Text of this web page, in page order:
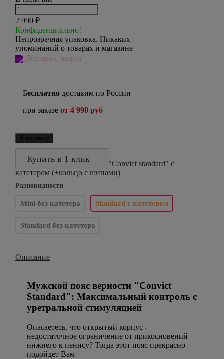
2 990 ₽
Конфиденциально!
Непрозрачная упаковка. Никаких
упоминаний о товарах и магазине
Доставка, акции
Бесплатно доставим по России
при заказе от 4 990 руб
В корзину
Купить в 1 клик
Разновидности
Mini без катетера Standard с катетером
Standard без катетера
Описание
Мужской пояс верности "Convict
Standard": Максимальный контроль с
уретральной стимуляцией
Опасаетесь, что открытый корпус -
недостаточное ограничение от прикосновений
нижнего к пенису? Тогда этот пояс прекрасно
подойдет Вам